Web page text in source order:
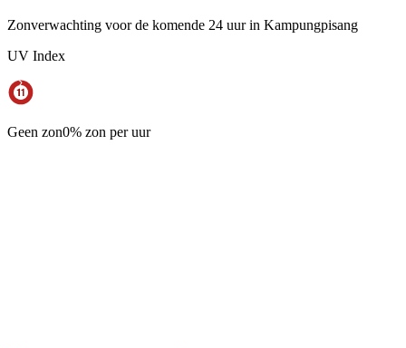
Zonverwachting voor de komende 24 uur in Kampungpisang
UV Index
Geen zon0% zon per uur